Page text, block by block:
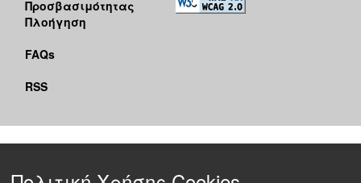
Προσβασιμότητας
Πλοήγηση
FAQs
RSS